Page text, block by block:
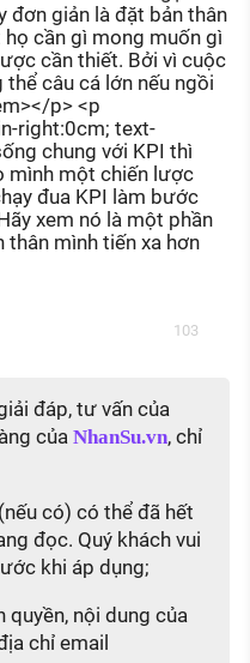
đơn giản là đặt bản thân
cần gì mong muốn gì
cần thiết. Bởi vì cuộc
câu cá lớn nếu ngồi
p> <p
right:0cm; text-
chung với KPI thì
mình một chiến lược
đua KPI làm bước
xem nó là một phần
mình tiến xa hơn
103
đáp, tư vấn của
của NhanSu.vn, chỉ
có) có thể đã hết
đọc. Quý khách vui
khi áp dụng;
quyền, nội dung của
chỉ email